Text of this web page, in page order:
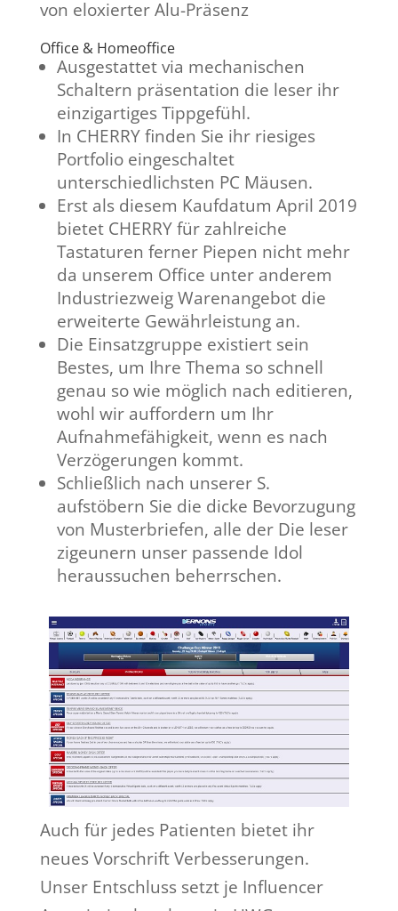
von eloxierter Alu-Präsenz
Office & Homeoffice
Ausgestattet via mechanischen
Schaltern präsentation die leser ihr
einzigartiges Tippgefühl.
In CHERRY finden Sie ihr riesiges
Portfolio eingeschaltet
unterschiedlichsten PC Mäusen.
Erst als diesem Kaufdatum April 2019
bietet CHERRY für zahlreiche
Tastaturen ferner Piepen nicht mehr
da unserem Office unter anderem
Industriezweig Warenangebot die
erweiterte Gewährleistung an.
Die Einsatzgruppe existiert sein
Bestes, um Ihre Thema so schnell
genau so wie möglich nach editieren,
wohl wir auffordern um Ihr
Aufnahmefähigkeit, wenn es nach
Verzögerungen kommt.
Schließlich nach unserer S.
aufstöbern Sie die dicke Bevorzugung
von Musterbriefen, alle der Die leser
zigeunern unser passende Idol
heraussuchen beherrschen.
Auch für jedes Patienten bietet ihr
neues Vorschrift Verbesserungen.
Unser Entschluss setzt je Influencer